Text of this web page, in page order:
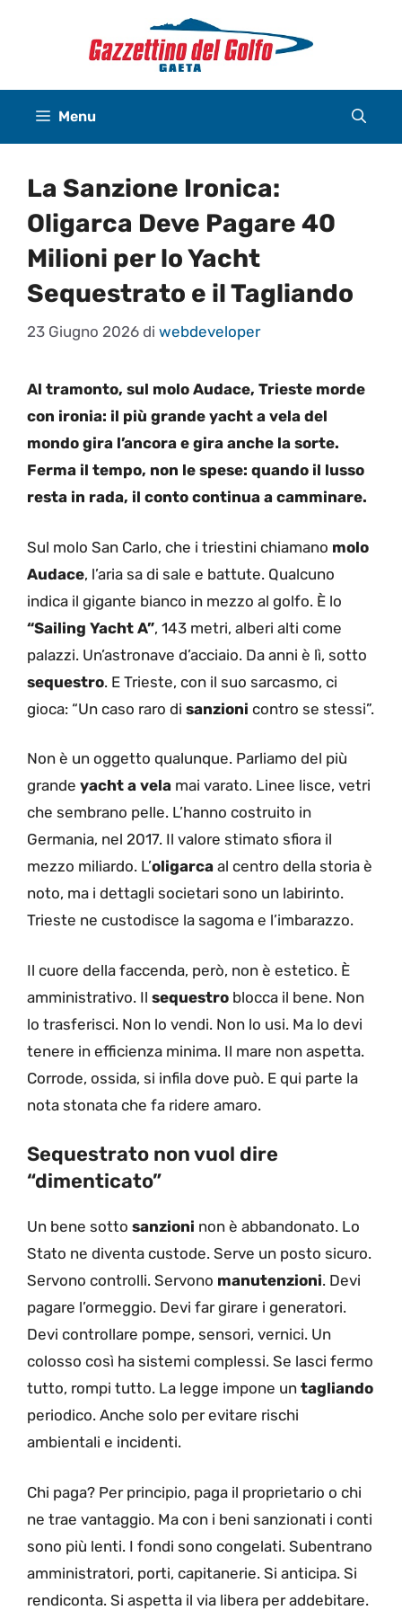
Menu
La Sanzione Ironica:
Oligarca Deve Pagare 40
Milioni per lo Yacht
Sequestrato e il Tagliando
23 Giugno 2026 di webdeveloper
Al tramonto, sul molo Audace, Trieste morde
con ironia: il più grande yacht a vela del
mondo gira l’ancora e gira anche la sorte.
Ferma il tempo, non le spese: quando il lusso
resta in rada, il conto continua a camminare.
Sul molo San Carlo, che i triestini chiamano molo
Audace, l’aria sa di sale e battute. Qualcuno
indica il gigante bianco in mezzo al golfo. È lo
“Sailing Yacht A”, 143 metri, alberi alti come
palazzi. Un’astronave d’acciaio. Da anni è lì, sotto
sequestro. E Trieste, con il suo sarcasmo, ci
gioca: “Un caso raro di sanzioni contro se stessi”.
Non è un oggetto qualunque. Parliamo del più
grande yacht a vela mai varato. Linee lisce, vetri
che sembrano pelle. L’hanno costruito in
Germania, nel 2017. Il valore stimato sfiora il
mezzo miliardo. L’oligarca al centro della storia è
noto, ma i dettagli societari sono un labirinto.
Trieste ne custodisce la sagoma e l’imbarazzo.
Il cuore della faccenda, però, non è estetico. È
amministrativo. Il sequestro blocca il bene. Non
lo trasferisci. Non lo vendi. Non lo usi. Ma lo devi
tenere in efficienza minima. Il mare non aspetta.
Corrode, ossida, si infila dove può. E qui parte la
nota stonata che fa ridere amaro.
Sequestrato non vuol dire
“dimenticato”
Un bene sotto sanzioni non è abbandonato. Lo
Stato ne diventa custode. Serve un posto sicuro.
Servono controlli. Servono manutenzioni. Devi
pagare l’ormeggio. Devi far girare i generatori.
Devi controllare pompe, sensori, vernici. Un
colosso così ha sistemi complessi. Se lasci fermo
tutto, rompi tutto. La legge impone un tagliando
periodico. Anche solo per evitare rischi
ambientali e incidenti.
Chi paga? Per principio, paga il proprietario o chi
ne trae vantaggio. Ma con i beni sanzionati i conti
sono più lenti. I fondi sono congelati. Subentrano
amministratori, porti, capitanerie. Si anticipa. Si
rendiconta. Si aspetta il via libera per addebitare.